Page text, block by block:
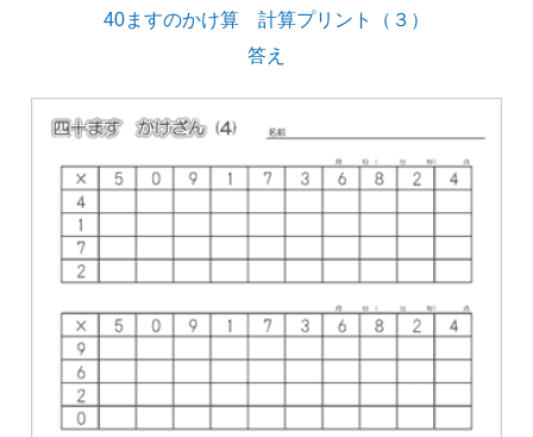
40ますのかけ算 計算プリント（３）
答え